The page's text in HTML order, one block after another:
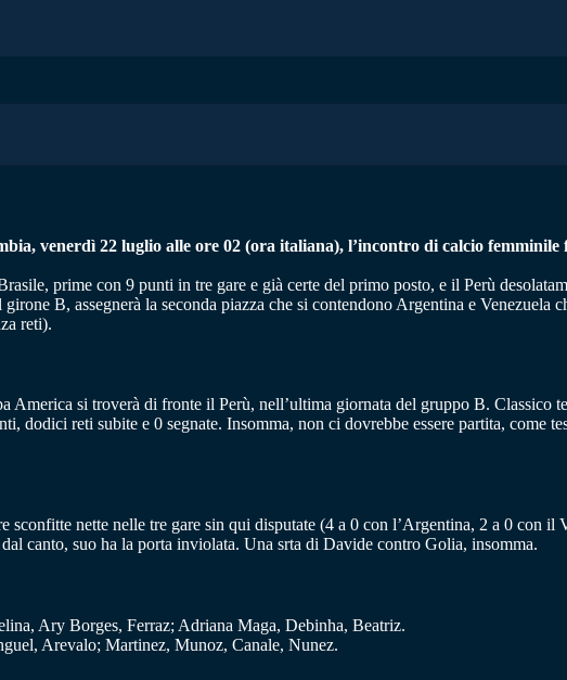
venerdì 22 luglio alle ore 02 (ora italiana), l’incontro di calcio
prime con 9 punti in tre gare e già certe del primo posto, e il Perù
B, assegnerà la seconda piazza che si contendono Argentina e Venezuela
reti).
America si troverà di fronte il Perù, nell’ultima giornata del gruppo B. Classico
dodici reti subite e 0 segnate. Insomma, non ci dovrebbe essere partita, come
nette nelle tre gare sin qui disputate (4 a 0 con l’Argentina, 2 a 0 con il
canto, suo ha la porta inviolata. Una srta di Davide contro Golia, insomma.
Ary Borges, Ferraz; Adriana Maga, Debinha, Beatriz.
Arevalo; Martinez, Munoz, Canale, Nunez.